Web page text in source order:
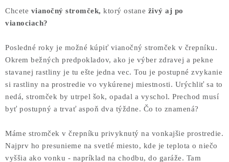
Chcete vianočný stromček, ktorý ostane živý aj po
vianociach?
Posledné roky je možné kúpiť vianočný stromček v črepníku.
Okrem bežných predpokladov, ako je výber zdravej a pekne
stavanej rastliny je tu ešte jedna vec. Tou je postupné zvykanie
si rastliny na prostredie vo vykúrenej miestnosti. Urýchliť sa to
nedá, stromček by utrpel šok, opadal a vyschol. Prechod musí
byť postupný a trvať aspoň dva týždne. Čo to znamená?
Máme stromček v črepníku privyknutý na vonkajšie prostredie.
Najprv ho presunieme na svetlé miesto, kde je teplota o niečo
vyššia ako vonku - napríklad na chodbu, do garáže. Tam